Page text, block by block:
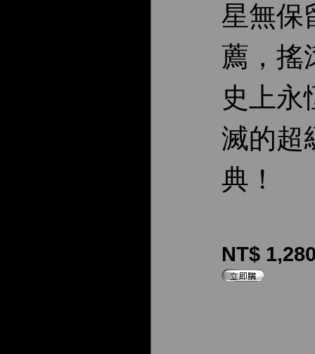
星無保
薦，搖
史上永
滅的超
典！
NT$